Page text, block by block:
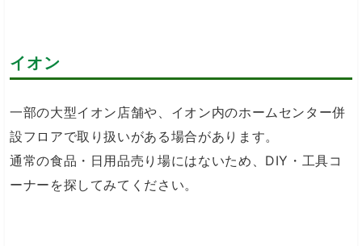
イオン
一部の大型イオン店舗や、イオン内のホームセンター併
設フロアで取り扱いがある場合があります。
通常の食品・日用品売り場にはないため、DIY・工具コ
ーナーを探してみてください。